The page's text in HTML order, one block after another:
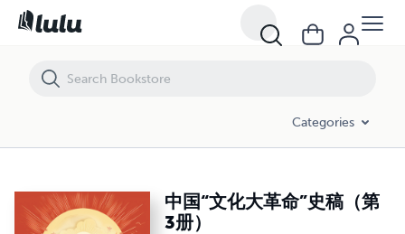
Categories
中国“文化大革命”史稿（第
3册）
中国“文化大革命”史稿（第3册）